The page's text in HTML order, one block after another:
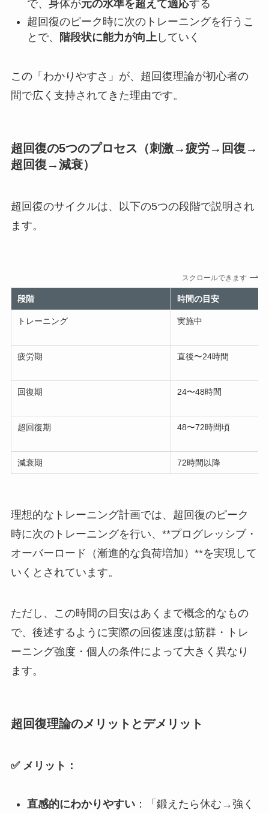
で、身体が元の水準を超えて適応する
超回復のピーク時に次のトレーニングを行うこ
とで、
階段状に能力が向上していく
この「わかりやすさ」が、超回復理論が初心者の
間で広く支持されてきた理由です。
超回復の5つのプロセス（刺激→疲労→回復→
超回復→減衰）
超回復のサイクルは、以下の5つの段階で説明され
ます。
スクロールできます
段階 時間の目安
トレーニング 実施中
疲労期 直後〜24時間
回復期 24〜48時間
超回復期 48〜72時間頃
減衰期 72時間以降
理想的なトレーニング計画では、超回復のピーク
時に次のトレーニングを行い、**プログレッシブ・
オーバーロード（漸進的な負荷増加）**を実現して
いくとされています。
ただし、この時間の目安はあくまで概念的なもの
で、後述するように実際の回復速度は筋群・トレ
ーニング強度・個人の条件によって大きく異なり
ます。
超回復理論のメリットとデメリット
✅ メリット：
直感的にわかりやすい：「鍛えたら休む→強く